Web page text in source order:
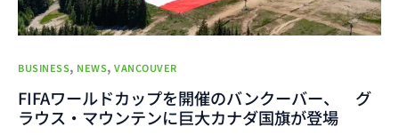
BUSINESS, NEWS, VANCOUVER
FIFAワールドカップを開催のバンクーバー、 グ
ラウス・マウンテンに巨大カナダ国旗が登場